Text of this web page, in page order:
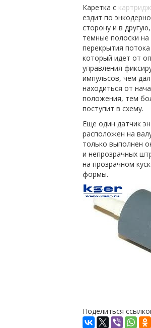
Каретка с
ездит по
сторону и в
темные полоски
перекрытия
который идет от
управления
импульсов, чем
находиться от
положения, тем
поступит в схему.
Еще один датчик
расположен на
только выполнен
и непрозрачных
на прозрачном
формы.
Поделиться